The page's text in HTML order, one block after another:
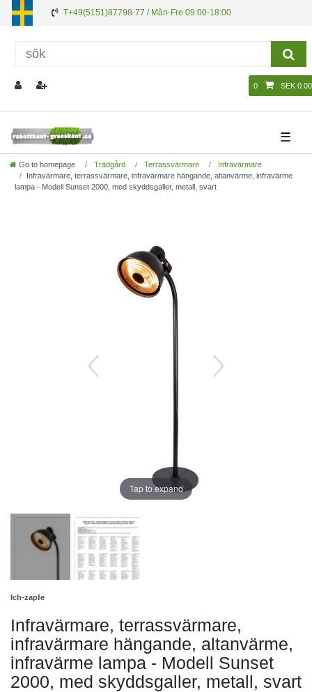
T+49(5151)87798-77 / Mån-Fre 09:00-18:00
0 SEK 0.00
☰
Go to homepage Trädgård Terrassvärmare
Infravärmare
Infravärmare, terrassvärmare, infravärmare hängande, altanvärme, infravärme
lampa - Modell Sunset 2000, med skyddsgaller, metall, svart
Tap to expand
Ich-zapfe
Infravärmare, terrassvärmare,
infravärmare hängande, altanvärme,
infravärme lampa - Modell Sunset
2000, med skyddsgaller, metall, svart